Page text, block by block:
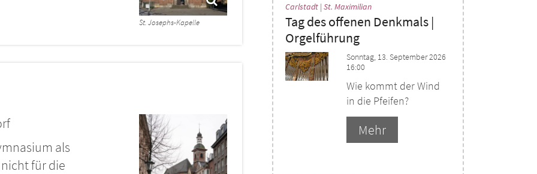
St. Josephs-Kapelle
als
für die
Carlstadt | St. Maximilian:
Tag des offenen Denkmals |
Orgelführung
Sonntag, 13. September 2026
16:00
Wie kommt der Wind
in die Pfeifen?
Mehr